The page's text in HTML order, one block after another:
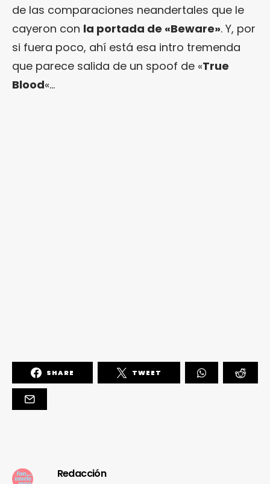
de las comparaciones neandertales que le
cayeron con la portada de «Beware». Y, por
si fuera poco, ahí está esa intro tremenda
que parece salida de un spoof de «True
Blood«…
SHARE TWEET
Redacción